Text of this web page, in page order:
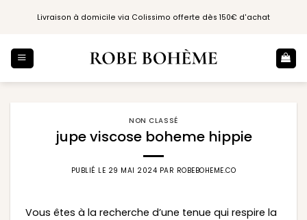
Livraison à domicile via Colissimo offerte dès 150€ d'achat
NON CLASSÉ
jupe viscose boheme hippie
PUBLIÉ LE 29 MAI 2024 PAR ROBEBOHEME.CO
Vous êtes à la recherche d’une tenue qui respire la